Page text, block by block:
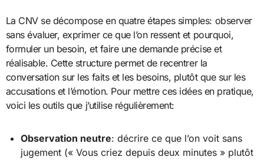
La CNV se décompose en quatre étapes simples: observer
sans évaluer, exprimer ce que l’on ressent et pourquoi,
formuler un besoin, et faire une demande précise et
réalisable. Cette structure permet de recentrer la
conversation sur les faits et les besoins, plutôt que sur les
accusations et l’émotion. Pour mettre ces idées en pratique,
voici les outils que j’utilise régulièrement:
Observation neutre: décrire ce que l’on voit sans
jugement (« Vous criez depuis deux minutes » plutôt